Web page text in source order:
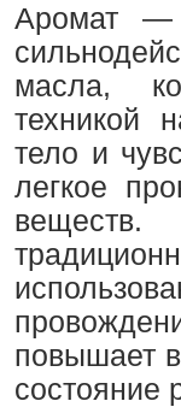
Аромат —
масла,
техникой
тело и
легкое
повышает
состояние